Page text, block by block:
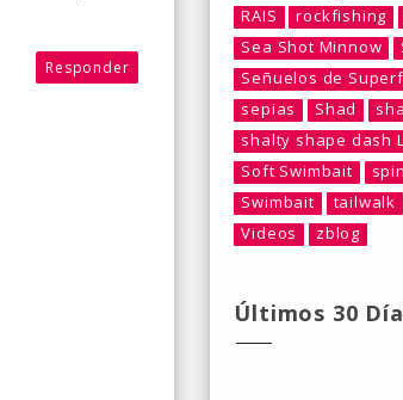
Responder
RAIS
rockfishing
Sea Shot Minnow
Señuelos de
sepias
Shad
shalty shape dash
Soft Swimbait
Swimbait
tailwalk
Videos
zblog
Últimos 30